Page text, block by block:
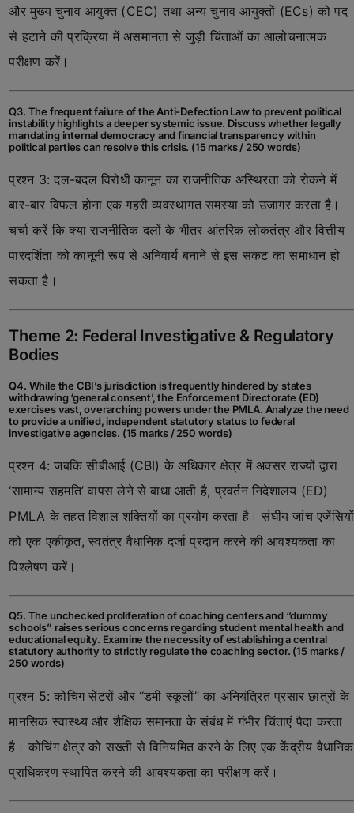
और मुख्य चुनाव आयुक्त (CEC) तथा अन्य चुनाव आयुक्तों (ECs) को पद
से हटाने की प्रक्रिया में असमानता से जुड़ी चिंताओं का आलोचनात्मक
परीक्षण करें।
Q3. The frequent failure of the Anti-Defection Law to prevent political
instability highlights a deeper systemic issue. Discuss whether legally
mandating internal democracy and financial transparency within
political parties can resolve this crisis. (15 marks / 250 words)
प्रश्न 3: दल-बदल विरोधी कानून का राजनीतिक अस्थिरता को रोकने में
बार-बार विफल होना एक गहरी व्यवस्थागत समस्या को उजागर करता है।
चर्चा करें कि क्या राजनीतिक दलों के भीतर आंतरिक लोकतंत्र और वित्तीय
पारदर्शिता को कानूनी रूप से अनिवार्य बनाने से इस संकट का समाधान हो
सकता है।
Theme 2: Federal Investigative & Regulatory
Bodies
Q4. While the CBI’s jurisdiction is frequently hindered by states
withdrawing ‘general consent’, the Enforcement Directorate (ED)
exercises vast, overarching powers under the PMLA. Analyze the need
to provide a unified, independent statutory status to federal
investigative agencies. (15 marks / 250 words)
प्रश्न 4: जबकि सीबीआई (CBI) के अधिकार क्षेत्र में अक्सर राज्यों द्वारा
‘सामान्य सहमति’ वापस लेने से बाधा आती है, प्रवर्तन निदेशालय (ED)
PMLA के तहत विशाल शक्तियों का प्रयोग करता है। संघीय जांच एजेंसियों
को एक एकीकृत, स्वतंत्र वैधानिक दर्जा प्रदान करने की आवश्यकता का
विश्लेषण करें।
Q5. The unchecked proliferation of coaching centers and “dummy
schools” raises serious concerns regarding student mental health and
educational equity. Examine the necessity of establishing a central
statutory authority to strictly regulate the coaching sector. (15 marks /
250 words)
प्रश्न 5: कोचिंग सेंटरों और “डमी स्कूलों” का अनियंत्रित प्रसार छात्रों के
मानसिक स्वास्थ्य और शैक्षिक समानता के संबंध में गंभीर चिंताएं पैदा करता
है। कोचिंग क्षेत्र को सख्ती से विनियमित करने के लिए एक केंद्रीय वैधानिक
प्राधिकरण स्थापित करने की आवश्यकता का परीक्षण करें।